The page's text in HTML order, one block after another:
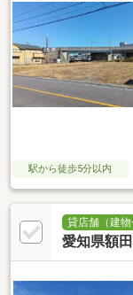
駅から徒歩5分以内
貸店舗（建物
愛知県額